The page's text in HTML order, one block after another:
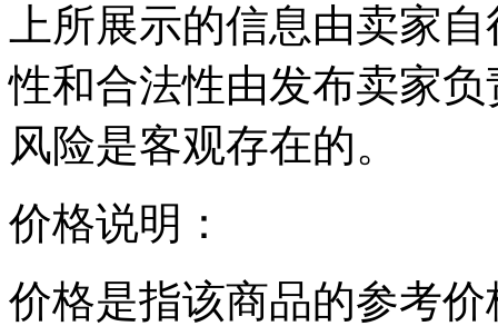
上所展示的信息由卖家
性和合法性由发布卖家
风险是客观存在的。
价格说明：
价格是指该商品的参考